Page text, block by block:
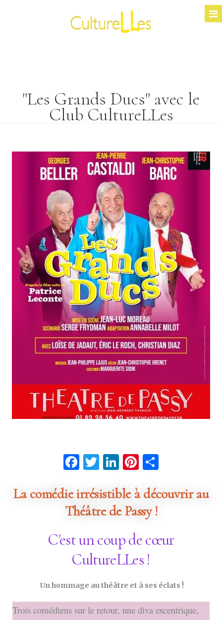
"Les Grands Ducs" avec le
Club CultureLLes
Facebook
Twitter
LinkedIn
Pinterest
La comédie irrésistible à découvrir au
Théâtre de Passy !
C'est un coup de cœur
CultureLLes !
Un hommage au théâtre et à ses éclats !
Trois comédiens sur le retour, une diva excentrique,